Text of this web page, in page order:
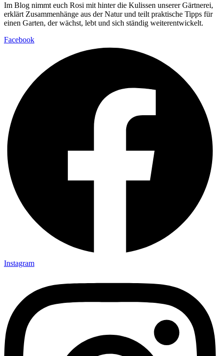
Im Blog nimmt euch Rosi mit hinter die Kulissen unserer Gärtnerei,
erklärt Zusammenhänge aus der Natur und teilt praktische Tipps für
einen Garten, der wächst, lebt und sich ständig weiterentwickelt.
Facebook
Instagram